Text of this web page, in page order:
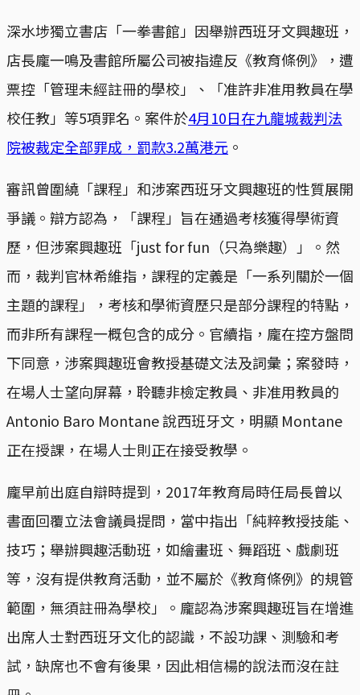
深水埗獨立書店「一拳書館」因舉辦西班牙文興趣班，
店長龐一鳴及書館所屬公司被指違反《教育條例》，遭
票控「管理未經註冊的學校」、「准許非准用教員在學
校任教」等5項罪名。案件於4月10日在九龍城裁判法
院被裁定全部罪成，罰款3.2萬港元 。
審訊曾圍繞「課程」和涉案西班牙文興趣班的性質展開
爭議。辯方認為，「課程」旨在通過考核獲得學術資
歷，但涉案興趣班「just for fun（只為樂趣）」。然
而，裁判官林希維指，課程的定義是「一系列關於一個
主題的課程」，考核和學術資歷只是部分課程的特點，
而非所有課程一概包含的成分。官續指，龐在控方盤問
下同意，涉案興趣班會教授基礎文法及詞彙；案發時，
在場人士望向屏幕，聆聽非檢定教員、非准用教員的
Antonio Baro Montane 說西班牙文，明顯 Montane
正在授課，在場人士則正在接受教學。
龐早前出庭自辯時提到，2017年教育局時任局長曾以
書面回覆立法會議員提問，當中指出「純粹教授技能、
技巧；舉辦興趣活動班，如繪畫班、舞蹈班、戲劇班
等，沒有提供教育活動，並不屬於《教育條例》的規管
範圍，無須註冊為學校」。龐認為涉案興趣班旨在增進
出席人士對西班牙文化的認識，不設功課、測驗和考
試，缺席也不會有後果，因此相信楊的說法而沒在註